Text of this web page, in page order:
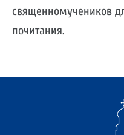
священномучеников
почитания.